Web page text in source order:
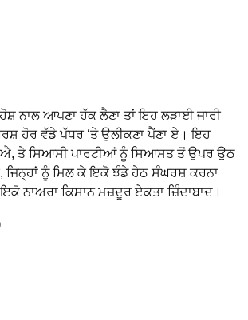
ਨਾਲ ਆਪਣਾ ਹੱਕ ਲੈਣਾ ਤਾਂ ਇਹ ਲੜਾਈ ਜਾਰੀ
ਹੋਰ ਵੱਡੇ ਪੱਧਰ ‘ਤੇ ਉਲੀਕਣਾ ਪੈਂਣਾ ਏ। ਇਹ
ਤੇ ਸਿਆਸੀ ਪਾਰਟੀਆਂ ਨੂੰ ਸਿਆਸਤ ਤੋਂ ਉਪਰ ਉਠ
ਜਿਨ੍ਹਾਂ ਨੂੰ ਮਿਲ ਕੇ ਇਕੋ ਝੰਡੇ ਹੇਠ ਸੰਘਰਸ਼ ਕਰਨਾ
ਨਾਅਰਾ ਕਿਸਾਨ ਮਜ਼ਦੂਰ ਏਕਤਾ ਜ਼ਿੰਦਾਬਾਦ।